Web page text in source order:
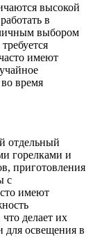
высокой
в
выбором
имеют
время
отдельный
горелками и
приготовления
с
имеют
делает их
для освещения в